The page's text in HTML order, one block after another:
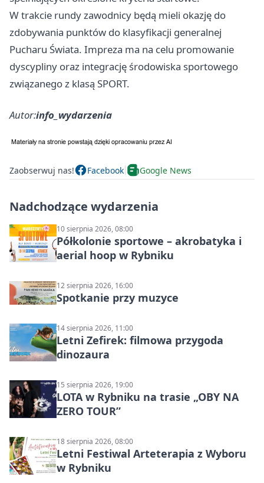
W trakcie rundy zawodnicy będą mieli okazję do
zdobywania punktów do klasyfikacji generalnej
Pucharu Świata. Impreza ma na celu promowanie
dyscypliny oraz integrację środowiska sportowego
związanego z klasą SPORT.
Autor:info_wydarzenia
Zaobserwuj nas! Facebook Google News
Nadchodzące wydarzenia
10 sierpnia 2026, 08:00
Półkolonie sportowe – akrobatyka i
aerial hoop w Rybniku
12 sierpnia 2026, 16:00
Spotkanie przy muzyce
14 sierpnia 2026, 11:00
Letni Zefirek: filmowa przygoda
dinozaura
15 sierpnia 2026, 19:00
LOTA w Rybniku na trasie „OBY NA
ZERO TOUR”
18 sierpnia 2026, 08:00
Letni Festiwal Arteterapia z Wyboru
w Rybniku